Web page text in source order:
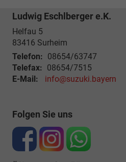
Ludwig Eschlberger e.K.
Helfau 5
83416 Surheim
Telefon: 08654/63747
Telefax: 08654/7515
E-Mail:
info@suzuki.bayern
Folgen Sie uns